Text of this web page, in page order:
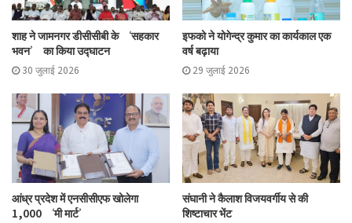
शाह ने जामनगर डीसीसीबी के ‘सहकार
भवन’ का किया उद्घाटन
30 जुलाई 2026
इफको ने योगेन्द्र कुमार का कार्यकाल एक
वर्ष बढ़ाया
29 जुलाई 2026
आंध्र प्रदेश में एनसीसीएफ खोलेगा
1,000 ‘मी मार्ट’
संघानी ने कैलाश विजयवर्गीय से की
शिष्टाचार भेंट